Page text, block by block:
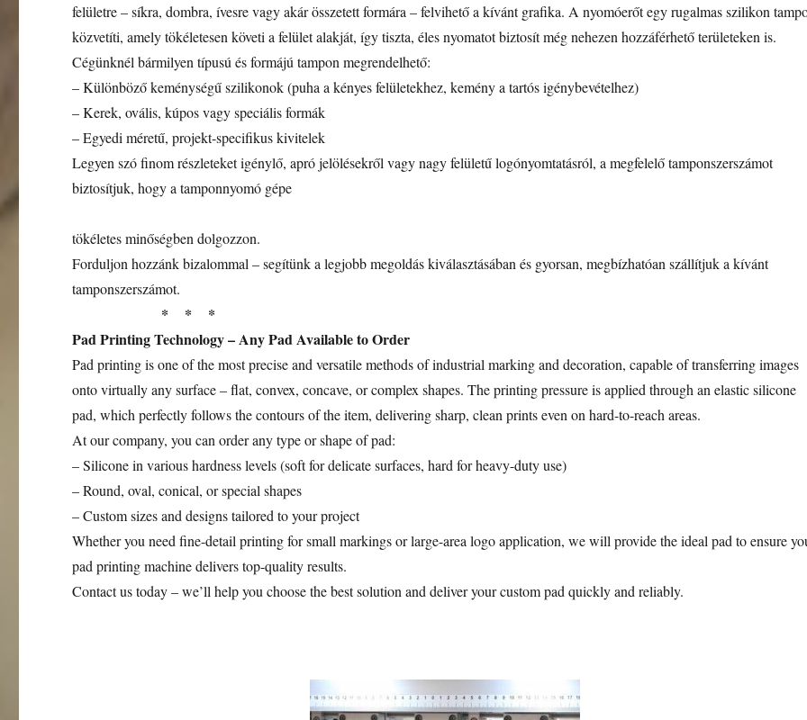
felületre – síkra, dombra, ívesre vagy akár összetett formára – felvihető a kívánt grafika. A nyomóerőt egy rugalmas szilikon
közvetíti, amely tökéletesen követi a felület alakját, így tiszta, éles nyomatot biztosít még nehezen hozzáférhető területeken is.
Cégünknél bármilyen típusú és formájú tampon megrendelhető:
– Különböző keménységű szilikonok (puha a kényes felületekhez, kemény a tartós igénybevételhez)
– Kerek, ovális, kúpos vagy speciális formák
– Egyedi méretű, projekt-specifikus kivitelek
Legyen szó finom részleteket igénylő, apró jelölésekről vagy nagy felületű logónyomtatásról, a megfelelő tamponszerszámot
biztosítjuk, hogy a tamponnyomó gépe
tökéletes minőségben dolgozzon.
Forduljon hozzánk bizalommal – segítünk a legjobb megoldás kiválasztásában és gyorsan, megbízhatóan szállítjuk a kívánt
tamponszerszámot.
* * *
Pad Printing Technology – Any Pad Available to Order
Pad printing is one of the most precise and versatile methods of industrial marking and decoration, capable of transferring images
onto virtually any surface – flat, convex, concave, or complex shapes. The printing pressure is applied through an elastic silicone
pad, which perfectly follows the contours of the item, delivering sharp, clean prints even on hard-to-reach areas.
At our company, you can order any type or shape of pad:
– Silicone in various hardness levels (soft for delicate surfaces, hard for heavy-duty use)
– Round, oval, conical, or special shapes
– Custom sizes and designs tailored to your project
Whether you need fine-detail printing for small markings or large-area logo application, we will provide the ideal pad to ensure
pad printing machine delivers top-quality results.
Contact us today – we’ll help you choose the best solution and deliver your custom pad quickly and reliably.